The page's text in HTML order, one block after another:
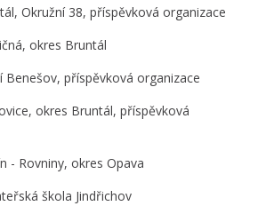
Okružní 38, příspěvková organizace
okres Bruntál
Benešov, příspěvková organizace
okres Bruntál, příspěvková
- Rovniny, okres Opava
škola Jindřichov